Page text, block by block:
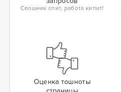
Сеошник спит, работа кипит!
Оценка тошноты